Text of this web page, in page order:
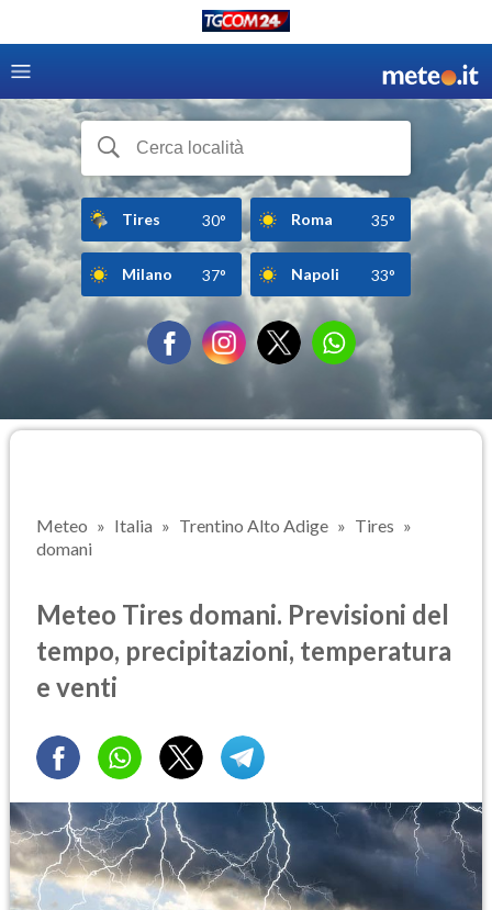
Tires 30° Roma 35°
Milano 37° Napoli 33°
Meteo Italia Trentino Alto Adige
Tires
domani
Meteo Tires domani. Previsioni del
tempo, precipitazioni, temperatura
e venti